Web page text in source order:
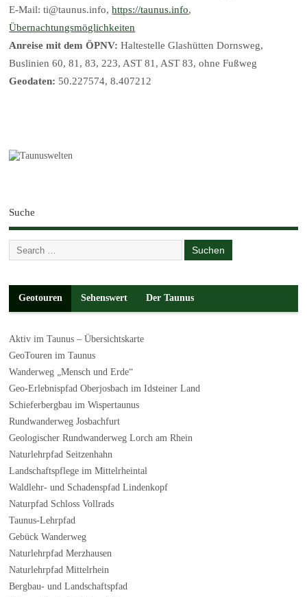
E-Mail: ti@taunus.info,https://taunus.info,
Übernachtungsmöglichkeiten
Anreise mit dem ÖPNV: Haltestelle Glashütten Dornsweg,
Buslinien 60, 81, 83, 223, AST 81, AST 83, ohne Fußweg
Geodaten: 50.227574, 8.407212
Suche
Geotouren Sehenswert Der Taunus
Aktiv im Taunus – Übersichtskarte
GeoTouren im Taunus
Wanderweg „Mensch und Erde“
Geo-Erlebnispfad Oberjosbach im Idsteiner Land
Schieferbergbau im Wispertaunus
Rundwanderweg Josbachfurt
Geologischer Rundwanderweg Lorch am Rhein
Naturlehrpfad Seitzenhahn
Landschaftspflege im Mittelrheintal
Waldlehr- und Schadenspfad Lindenkopf
Naturpfad Schloss Vollrads
Taunus-Lehrpfad
Gebück Wanderweg
Naturlehrpfad Merzhausen
Naturlehrpfad Mittelrhein
Bergbau- und Landschaftspfad